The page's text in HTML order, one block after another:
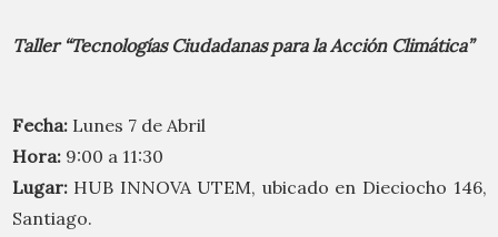
Taller “Tecnologías Ciudadanas para la Acción Climática”
Fecha:Lunes 7 de Abril
Hora: 9:00 a 11:30
Lugar:HUB INNOVA UTEM, ubicado en Dieciocho 146,
Santiago.